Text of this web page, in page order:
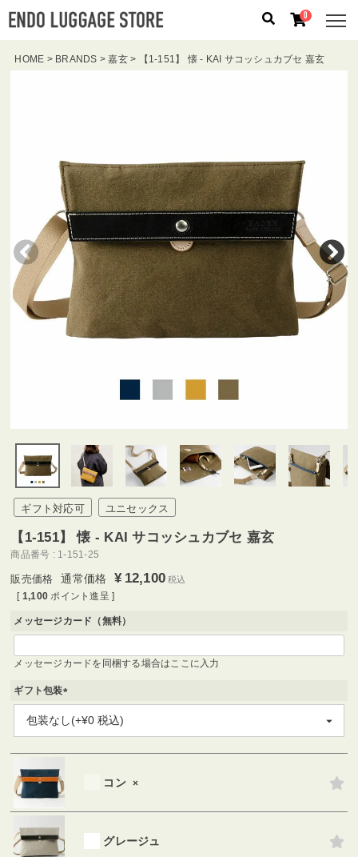
ブランドから探す
容量から探す
泊数から探す
価格 円 〜 円
検索する
0
HOME BRANDS 嘉玄 【1-151】 懐 - KAI サコッシュカブセ 嘉玄
ギフト対応可 ユニセックス
【1-151】 懐 - KAI サコッシュカブセ 嘉玄
商品番号 1-151-25
通常価格 ¥ 12,100 税込
[ 1,100 ポイント進呈 ]
メッセージカード（無料）
メッセージカードを同梱する場合はここに入力
ギフト包装
(
必
須
)
コン ×
グレージュ